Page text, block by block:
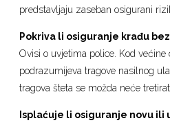
predstavljaju zaseban osigurani
Pokriva li osiguranje krađu
Ovisi o uvjetima police. Kod većine
podrazumijeva tragove nasilnog
tragova šteta se možda neće
Isplaćuje li osiguranje novu